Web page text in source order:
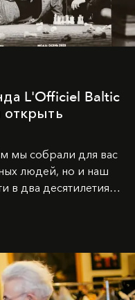
L'Officiel Baltic
открыть
мы собрали для вас
людей, но и наш
в два десятилетия.
итогов мы от всей
кто был с нами все
и теплом, ваша